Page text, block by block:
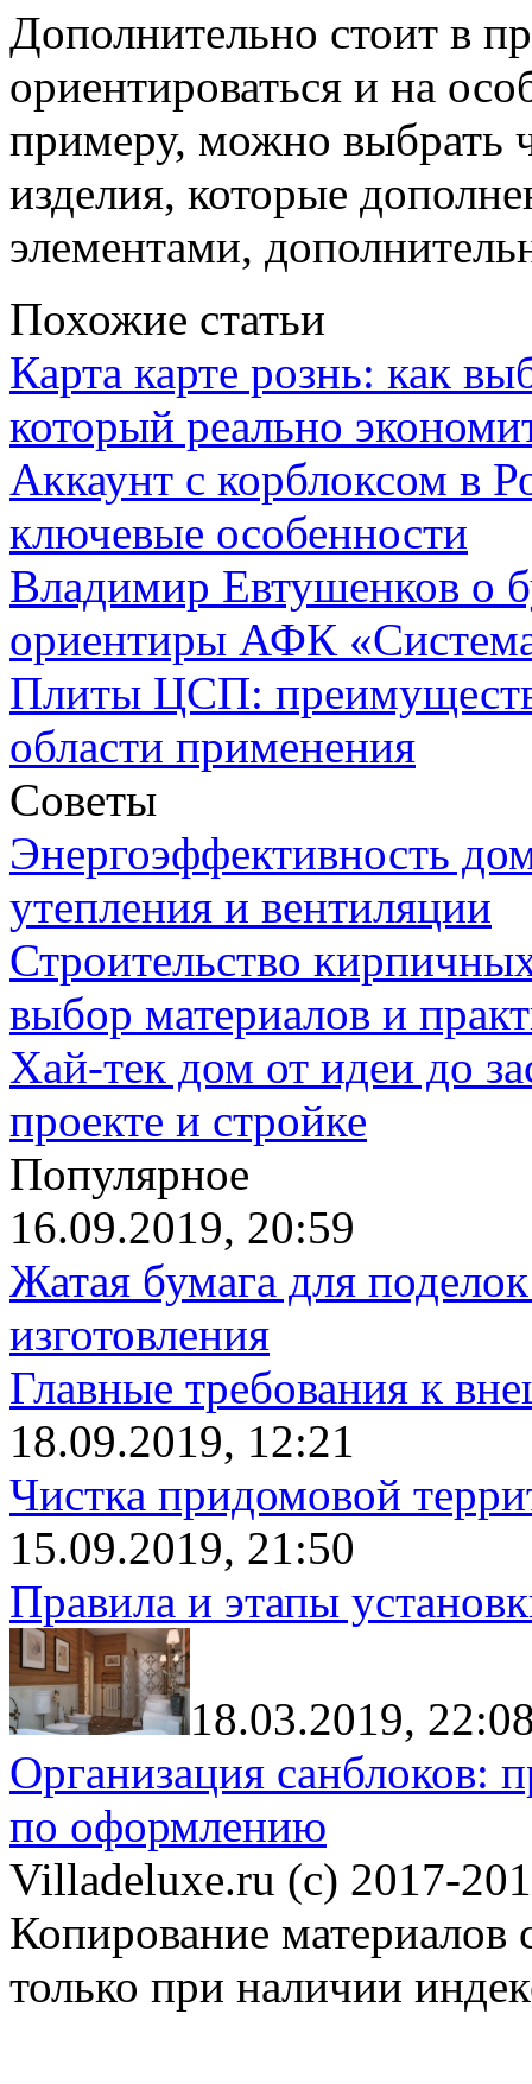
Дополнительно стоит в
ориентироваться и на
примеру, можно выбрать
изделия, которые
элементами,
Похожие статьи
Карта карте рознь: как
который реально
Аккаунт с корблоксом в
ключевые особенности
Владимир Евтушенков о
ориентиры АФК
Плиты ЦСП:
области применения
Советы
Энергоэффективность
утепления и вентиляции
Строительство
выбор материалов и
Хай-тек дом от идеи до
проекте и стройке
Популярное
16.09.2019, 20:59
Жатая бумага для
изготовления
Главные требования к
18.09.2019, 12:21
Чистка придомовой
15.09.2019, 21:50
Правила и этапы
18.03.2019,
Организация санблоков:
по оформлению
Villadeluxe.ru (c) 2017-
Копирование материалов
только при наличии